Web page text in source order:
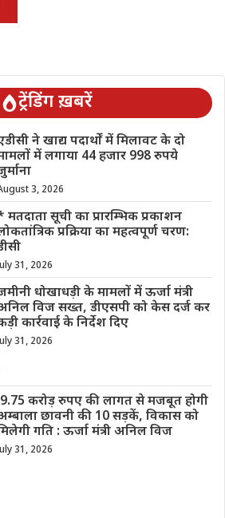
ट्रेंडिंग ख़बरें
ने खाद्य पदार्थों में मिलावट के दो
में लगाया 44 हजार 998 रुपये
3, 2026
मतदाता सूची का प्रारम्भिक प्रकाशन
प्रक्रिया का महत्वपूर्ण चरण:
31, 2026
धोखाधड़ी के मामलों में ऊर्जा मंत्री
विज सख्त, डीएसपी को केस दर्ज कर
कार्रवाई के निर्देश दिए
31, 2026
9.75 करोड़ रुपए की लागत से मजबूत होगी
छावनी की 10 सड़कें, विकास को
गति : ऊर्जा मंत्री अनिल विज
31, 2026